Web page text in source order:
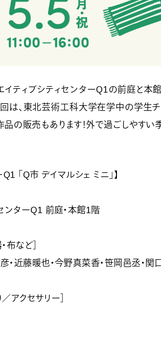
イティブシティセンターQ1の前庭と本
回は、東北芸術工科大学在学中の学生
品の販売もあります！外で過ごしやすい
「Q市 デイマルシェ ミニ」】
ンターQ1 前庭・本館1階
など］
・近藤暖也・今野真菜香・笹岡邑丞・関
クセサリー］